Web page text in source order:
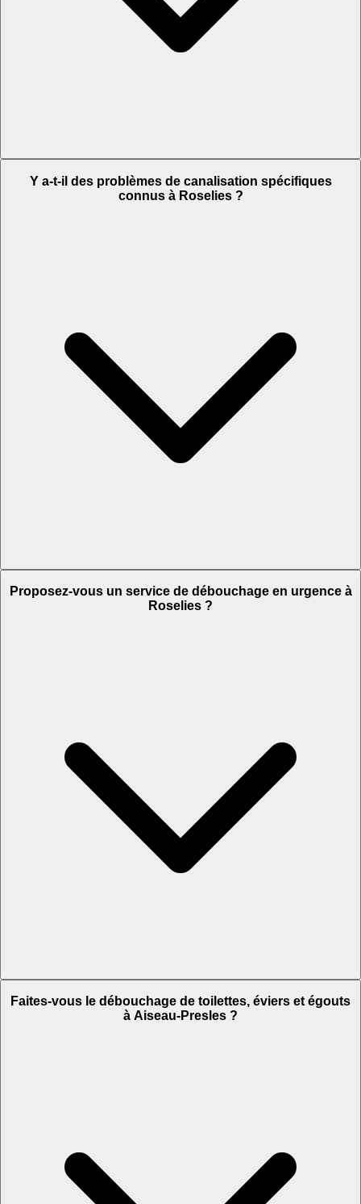
Y a-t-il des problèmes de canalisation spécifiques
connus à Roselies ?
Proposez-vous un service de débouchage en urgence à
Roselies ?
Faites-vous le débouchage de toilettes, éviers et égouts
à Aiseau-Presles ?